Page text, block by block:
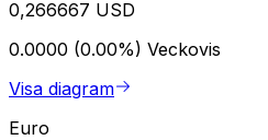
0,266667 USD
0.0000 (0.00%) Veckovis
Visa diagram
Euro